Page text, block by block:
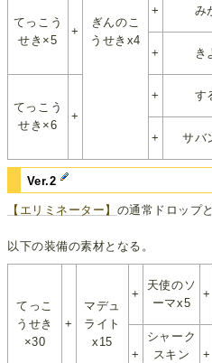
ぎんのこ
うせきx4
てっこう
せき×5
+
+ み
+ き
てっこう
せき×6
+
+ す
+ サバ
Ver.2
【エリミネーター】 の通常ドロップ
以下の装備の素材となる。
てっこ
うせき
×30
+
マデュ
ライト
x15
+
天使のソ
ーマx5
+
+
シャーク
スキン
+